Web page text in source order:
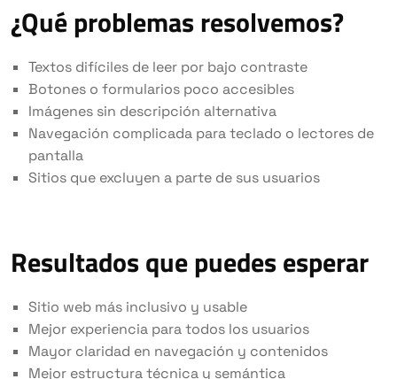
¿Qué problemas resolvemos?
Textos difíciles de leer por bajo contraste
Botones o formularios poco accesibles
Imágenes sin descripción alternativa
Navegación complicada para teclado o lectores de
pantalla
Sitios que excluyen a parte de sus usuarios
Resultados que puedes esperar
Sitio web más inclusivo y usable
Mejor experiencia para todos los usuarios
Mayor claridad en navegación y contenidos
Mejor estructura técnica y semántica